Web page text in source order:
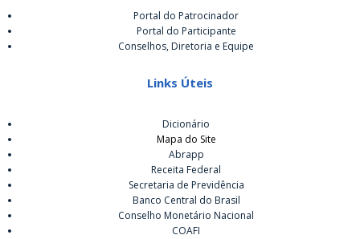
Portal do Patrocinador
Portal do Participante
Conselhos, Diretoria e Equipe
Links Úteis
Dicionário
Mapa do Site
Abrapp
Receita Federal
Secretaria de Previdência
Banco Central do Brasil
Conselho Monetário Nacional
COAFI